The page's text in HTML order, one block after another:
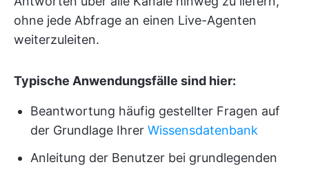
ohne jede Abfrage an einen Live-Agenten
weiterzuleiten.
Typische Anwendungsfälle sind hier:
Beantwortung häufig gestellter Fragen auf
der Grundlage Ihrer Wissensdatenbank
Anleitung der Benutzer bei grundlegenden